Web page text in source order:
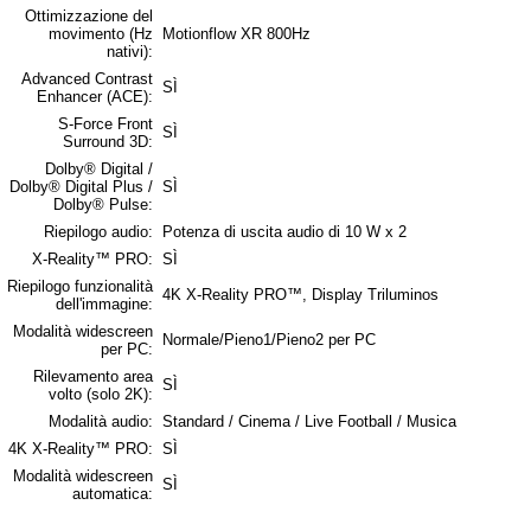
Ottimizzazione del
movimento (Hz
nativi):
Motionflow XR 800Hz
Advanced Contrast
Enhancer (ACE):
SÌ
S-Force Front
Surround 3D:
SÌ
Dolby® Digital /
Dolby® Digital Plus /
Dolby® Pulse:
SÌ
Riepilogo audio:
Potenza di uscita audio di 10 W x 2
X-Reality™ PRO: SÌ
Riepilogo funzionalità
dell'immagine:
4K X-Reality PRO™, Display Triluminos
Modalità widescreen
per PC:
Normale/Pieno1/Pieno2 per PC
Rilevamento area
volto (solo 2K):
SÌ
Modalità audio: Standard / Cinema / Live Football / Musica
4K X-Reality™ PRO: SÌ
Modalità widescreen
automatica:
SÌ